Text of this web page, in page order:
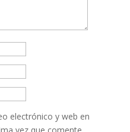
electrónico y web en